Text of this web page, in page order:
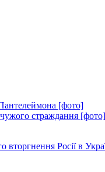
[фото]
страждання [фото]
вторгнення Росії в